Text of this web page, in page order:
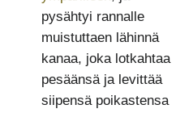
pysähtyi rannalle
muistuttaen lähinnä
kanaa, joka lotkahtaa
pesäänsä ja levittää
siipensä poikastensa